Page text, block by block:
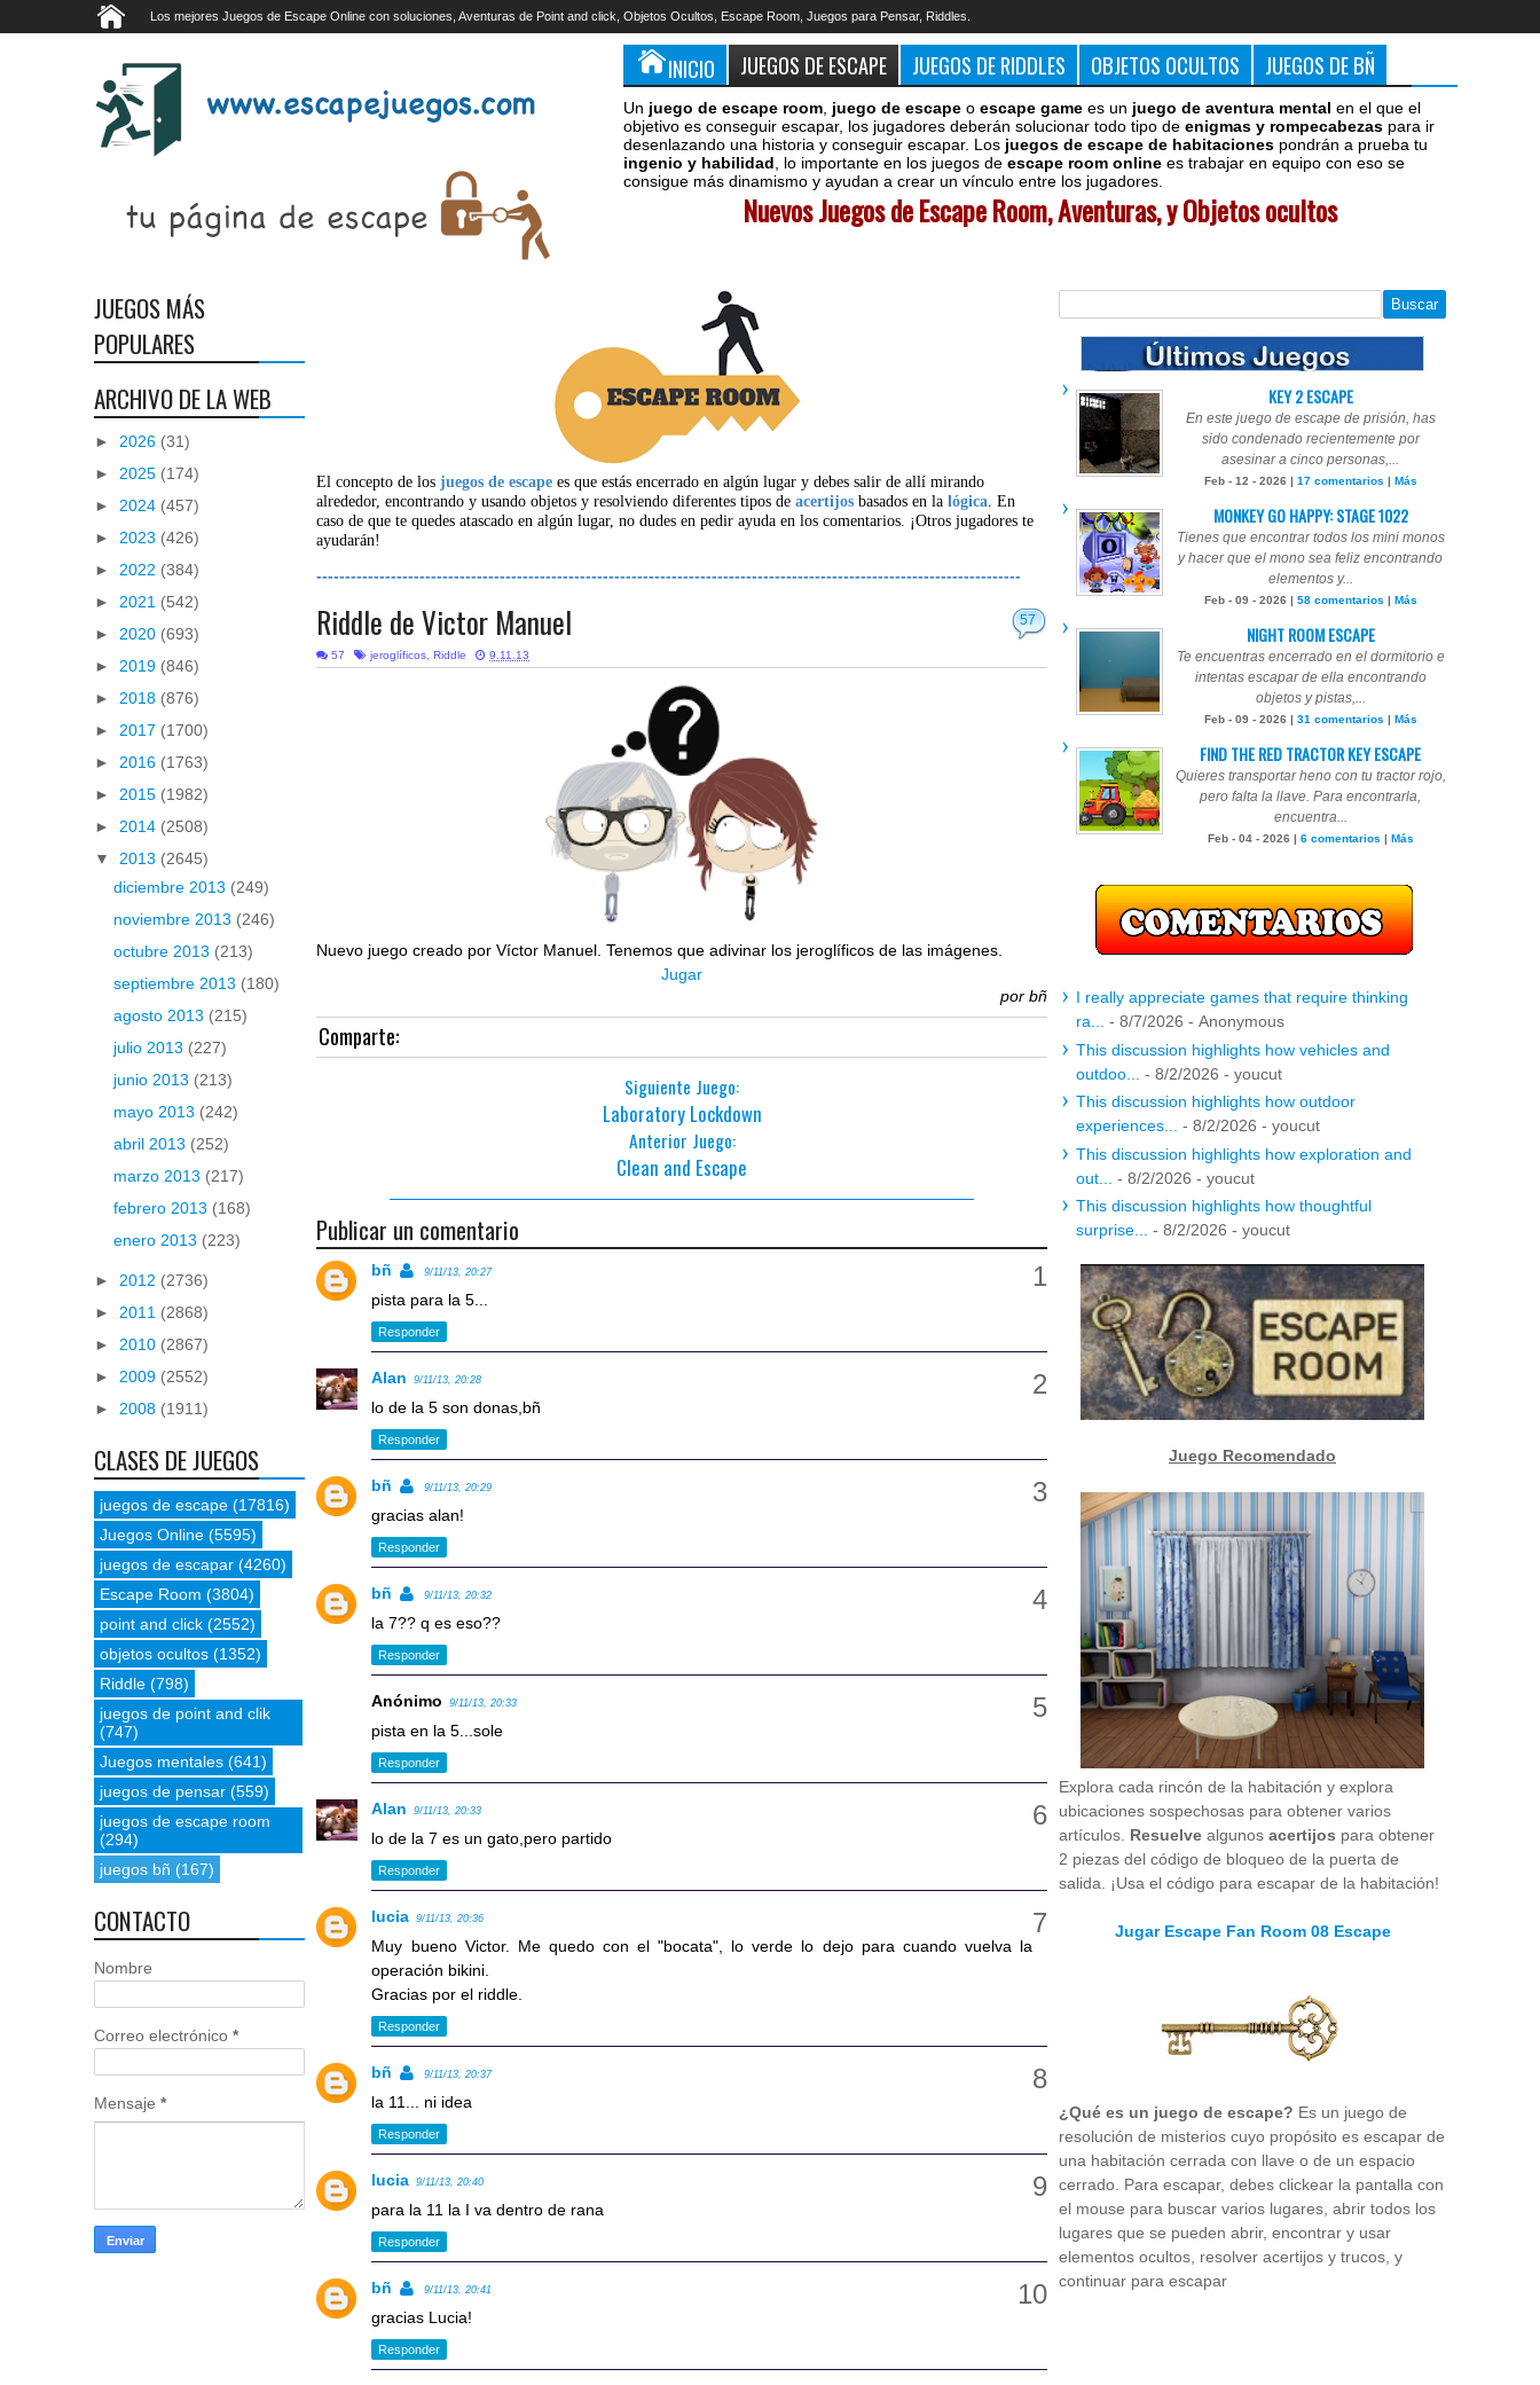
Los mejores Juegos de Escape Online con soluciones, Aventuras de Point and click, Objetos Ocultos, Escape Room, Juegos para Pensar, Riddles.
INICIO JUEGOS DE ESCAPE JUEGOS DE RIDDLES OBJETOS OCULTOS JUEGOS DE BÑ
Un juego de escape room juego de escape o escape game es un juego de aventura mental en el que el
objetivo es conseguir escapar, los jugadores deberán solucionar todo tipo de enigmas y rompecabezas para ir
desenlazando una historia y conseguir escapar. Los juegos de escape de habitaciones pondrán a prueba tu
ingenio y habilidad , lo importante en los juegos de escape room online es trabajar en equipo con eso se
consigue más dinamismo y ayudan a crear un vínculo entre los jugadores.
Nuevos Juegos de Escape Room, Aventuras, y Objetos ocultos
El concepto de losjuegos de escape es que estás encerrado en algún lugar y debes salir de allí mirando
alrededor, encontrando y usando objetos y resolviendo diferentes tipos deacertijos basados en lalógica. En
caso de que te quedes atascado en algún lugar, no dudes en pedir ayuda en los comentarios. ¡Otros jugadores te
ayudarán!
---------------------------------------------------------------------------------------------------------------------------
57
Riddle de Victor Manuel
57 jeroglíficos Riddle 9.11.13
Nuevo juego creado por Víctor Manuel. Tenemos que adivinar los jeroglíficos de las imágenes.
Jugar
por bñ
Comparte:
Siguiente Juego:
Laboratory Lockdown
Anterior Juego:
Clean and Escape
Publicar un comentario
bñ 9/11/13, 20:27
pista para la 5...
Responder
Alan 9/11/13, 20:28
lo de la 5 son donas,bñ
Responder
bñ 9/11/13, 20:29
gracias alan!
Responder
bñ 9/11/13, 20:32
la 7?? q es eso??
Responder
Anónimo 9/11/13, 20:33
pista en la 5...sole
Responder
Alan 9/11/13, 20:33
lo de la 7 es un gato,pero partido
Responder
lucia 9/11/13, 20:36
Muy bueno Victor. Me quedo con el "bocata", lo verde lo dejo para cuando vuelva la
operación bikini.
Gracias por el riddle.
Responder
bñ 9/11/13, 20:37
la 11... ni idea
Responder
lucia 9/11/13, 20:40
para la 11 la I va dentro de rana
Responder
bñ 9/11/13, 20:41
gracias Lucia!
Responder
JUEGOS MÁS
POPULARES
ARCHIVO DE LA WEB
► 2026 (31)
► 2025 (174)
► 2024 (457)
► 2023 (426)
► 2022 (384)
► 2021 (542)
► 2020 (693)
► 2019 (846)
► 2018 (876)
► 2017 (1700)
► 2016 (1763)
► 2015 (1982)
► 2014 (2508)
▼ 2013 (2645)
diciembre 2013 (249)
noviembre 2013 (246)
octubre 2013 (213)
septiembre 2013 (180)
agosto 2013 (215)
julio 2013 (227)
junio 2013 (213)
mayo 2013 (242)
abril 2013 (252)
marzo 2013 (217)
febrero 2013 (168)
enero 2013 (223)
► 2012 (2736)
► 2011 (2868)
► 2010 (2867)
► 2009 (2552)
► 2008 (1911)
CLASES DE JUEGOS
juegos de escape (17816)
Juegos Online (5595)
juegos de escapar (4260)
Escape Room (3804)
point and click (2552)
objetos ocultos (1352)
Riddle (798)
juegos de point and clik
(747)
Juegos mentales (641)
juegos de pensar (559)
juegos de escape room
(294)
juegos bñ (167)
CONTACTO
Nombre
Correo electrónico *
Mensaje *
KEY 2 ESCAPE
En este juego de escape de prisión, has
sido condenado recientemente por
asesinar a cinco personas,...
Feb - 12 - 2026 | 17 comentarios | Más
MONKEY GO HAPPY: STAGE 1022
Tienes que encontrar todos los mini monos
y hacer que el mono sea feliz encontrando
elementos y...
Feb - 09 - 2026 | 58 comentarios | Más
NIGHT ROOM ESCAPE
Te encuentras encerrado en el dormitorio e
intentas escapar de ella encontrando
objetos y pistas,...
Feb - 09 - 2026 | 31 comentarios | Más
FIND THE RED TRACTOR KEY ESCAPE
Quieres transportar heno con tu tractor rojo,
pero falta la llave. Para encontrarla,
encuentra...
Feb - 04 - 2026 | 6 comentarios | Más
I really appreciate games that require thinking
ra...
- 8/7/2026 - Anonymous
This discussion highlights how vehicles and
outdoo...
- 8/2/2026 - youcut
This discussion highlights how outdoor
experiences...
- 8/2/2026 - youcut
This discussion highlights how exploration and
out...
- 8/2/2026 - youcut
This discussion highlights how thoughtful
surprise...
- 8/2/2026 - youcut
Juego Recomendado
Explora cada rincón de la habitación y explora
ubicaciones sospechosas para obtener varios
artículos. Resuelve algunos acertijos para obtener
2 piezas del código de bloqueo de la puerta de
salida. ¡Usa el código para escapar de la habitación!
Jugar Escape Fan Room 08 Escape
¿Qué es un juego de escape? Es un juego de
resolución de misterios cuyo propósito es escapar de
una habitación cerrada con llave o de un espacio
cerrado. Para escapar, debes clickear la pantalla con
el mouse para buscar varios lugares, abrir todos los
lugares que se pueden abrir, encontrar y usar
elementos ocultos, resolver acertijos y trucos, y
continuar para escapar